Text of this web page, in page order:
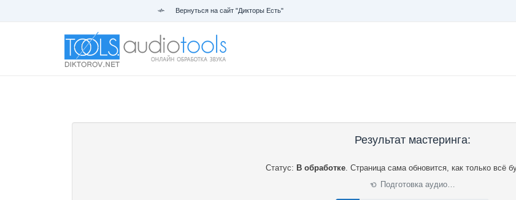
Вернуться на сайт "Дикторы Есть"
Результат мастеринга:
Статус: В обработке. Страница сама обновится, как только всё
⟳ Подготовка аудио…